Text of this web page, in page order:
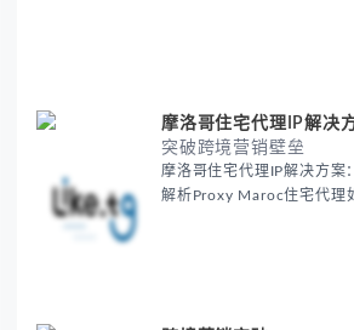
摩洛哥住宅代理IP解决
突破跨境营销壁垒
摩洛哥住宅代理IP解决方案
解析Proxy Maroc住宅代理